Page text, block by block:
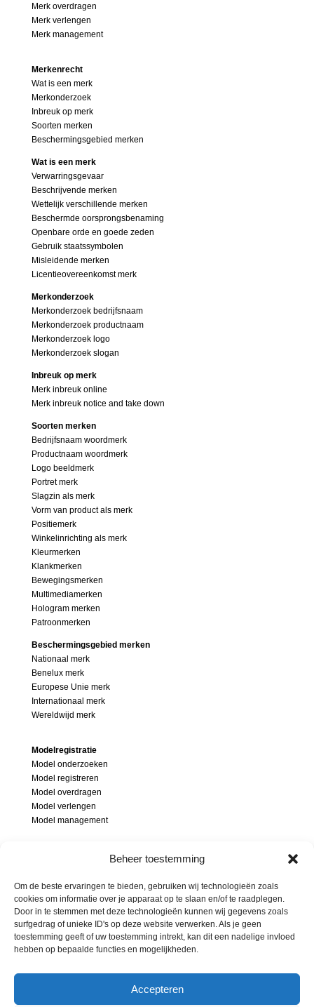
Beheer toestemming
Om de beste ervaringen te bieden, gebruiken wij technologieën zoals
cookies om informatie over je apparaat op te slaan en/of te raadplegen.
Door in te stemmen met deze technologieën kunnen wij gegevens zoals
surfgedrag of unieke ID's op deze website verwerken. Als je geen
toestemming geeft of uw toestemming intrekt, kan dit een nadelige invloed
hebben op bepaalde functies en mogelijkheden.
Accepteren
Merk overdragen
Merk verlengen
Merk management
Merkenrecht
Wat is een merk
Merkonderzoek
Inbreuk op merk
Soorten merken
Beschermingsgebied merken
Wat is een merk
Verwarringsgevaar
Beschrijvende merken
Wettelijk verschillende merken
Beschermde oorsprongsbenaming
Openbare orde en goede zeden
Gebruik staatssymbolen
Misleidende merken
Licentieovereenkomst merk
Merkonderzoek
Merkonderzoek bedrijfsnaam
Merkonderzoek productnaam
Merkonderzoek logo
Merkonderzoek slogan
Inbreuk op merk
Merk inbreuk online
Merk inbreuk notice and take down
Soorten merken
Bedrijfsnaam woordmerk
Productnaam woordmerk
Logo beeldmerk
Portret merk
Slagzin als merk
Vorm van product als merk
Positiemerk
Winkelinrichting als merk
Kleurmerken
Klankmerken
Bewegingsmerken
Multimediamerken
Hologram merken
Patroonmerken
Beschermingsgebied merken
Nationaal merk
Benelux merk
Europese Unie merk
Internationaal merk
Wereldwijd merk
Modelregistratie
Model onderzoeken
Model registreren
Model overdragen
Model verlengen
Model management
Modelonderzoek
Inbreuk op model
Soorten modellen
Beschermingsgebied modellen